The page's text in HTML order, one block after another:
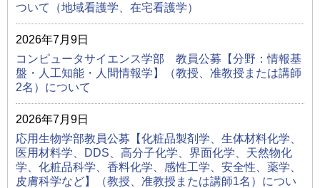
ついて（地域看護学、在宅看護学）
2026年7月9日
コンピュータサイエンス学部 教員公募【分野：情報基
盤・人工知能・人間情報学】（教授、准教授または講師
2名）について
2026年7月9日
応用生物学部教員公募【化粧品製剤学、生体材料化学、
医用材料学、DDS、高分子化学、界面化学、天然物化
学、化粧品科学、香料化学、感性工学、安全性、薬学、
皮膚科学など】（教授、准教授または講師1名）につい